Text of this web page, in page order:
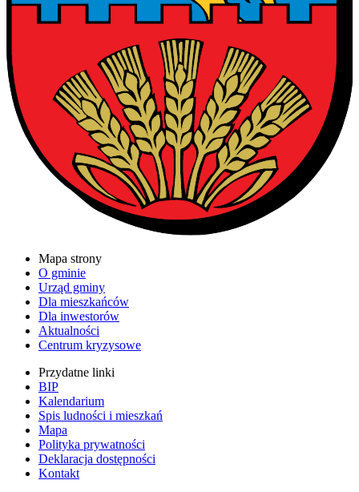
Mapa strony
O gminie
Urząd gminy
Dla mieszkańców
Dla inwestorów
Aktualności
Centrum kryzysowe
Przydatne linki
BIP
Kalendarium
Spis ludności i mieszkań
Mapa
Polityka prywatności
Deklaracja dostępności
Kontakt